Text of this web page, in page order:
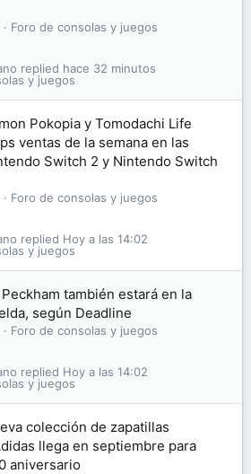
Foro de consolas y juegos
y juegos
hace 32 minutos
Pokopia y Tomodachi Life
ventas de la semana en las
Switch 2 y Nintendo Switch
Foro de consolas y juegos
y juegos
Hoy a las 14:02
Peckham también estará en la
según Deadline
Foro de consolas y juegos
y juegos
Hoy a las 14:02
colección de zapatillas
llega en septiembre para
aniversario